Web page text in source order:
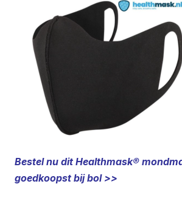
Bestel nu dit Healthmask®
goedkoopst bij bol >>